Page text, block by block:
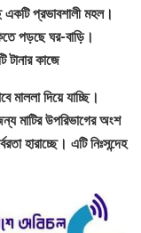
একটি প্রভাবশালী মহল।
পড়ছে ঘর-বাড়ি।
টানার কাজে
মাললা দিয়ে যাচ্ছি।
মাটির উপরিভাগের অংশ
হারাচ্ছে। এটি নিঃসন্দেহ